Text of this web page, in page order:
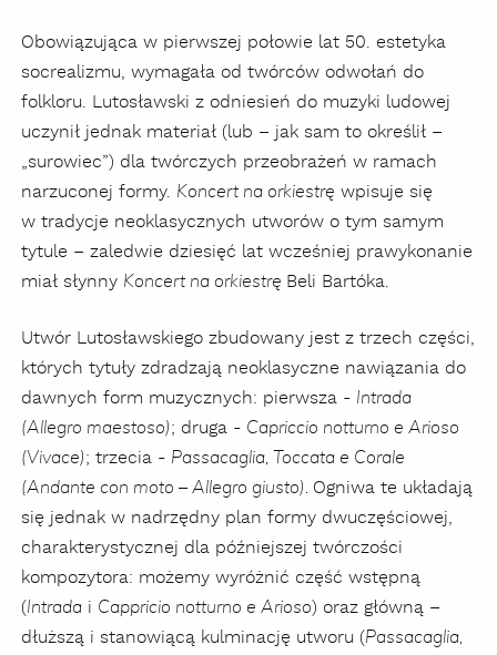
Obowiązująca w pierwszej połowie lat 50. estetyka
socrealizmu, wymagała od twórców odwołań do
folkloru. Lutosławski z odniesień do muzyki ludowej
uczynił jednak materiał (lub – jak sam to określił –
„surowiec”) dla twórczych przeobrażeń w ramach
narzuconej formy. Koncert na orkiestrę wpisuje się
w tradycje neoklasycznych utworów o tym samym
tytule – zaledwie dziesięć lat wcześniej prawykonanie
miał słynny Koncert na orkiestrę Beli Bartóka.
Utwór Lutosławskiego zbudowany jest z trzech części,
których tytuły zdradzają neoklasyczne nawiązania do
dawnych form muzycznych: pierwsza - Intrada
(Allegro maestoso); druga - Capriccio notturno e Arioso
(Vivace); trzecia - Passacaglia, Toccata e Corale
(Andante con moto – Allegro giusto). Ogniwa te układają
się jednak w nadrzędny plan formy dwuczęściowej,
charakterystycznej dla późniejszej twórczości
kompozytora: możemy wyróżnić część wstępną
(Intrada i Cappricio notturno e Arioso) oraz główną –
dłuższą i stanowiącą kulminację utworu (Passacaglia,